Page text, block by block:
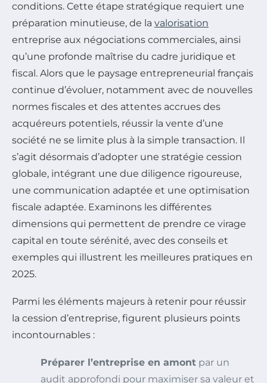
conditions. Cette étape stratégique requiert une
préparation minutieuse, de la valorisation
entreprise aux négociations commerciales, ainsi
qu’une profonde maîtrise du cadre juridique et
fiscal. Alors que le paysage entrepreneurial français
continue d’évoluer, notamment avec de nouvelles
normes fiscales et des attentes accrues des
acquéreurs potentiels, réussir la vente d’une
société ne se limite plus à la simple transaction. Il
s’agit désormais d’adopter une stratégie cession
globale, intégrant une due diligence rigoureuse,
une communication adaptée et une optimisation
fiscale adaptée. Examinons les différentes
dimensions qui permettent de prendre ce virage
capital en toute sérénité, avec des conseils et
exemples qui illustrent les meilleures pratiques en
2025.
Parmi les éléments majeurs à retenir pour réussir
la cession d’entreprise, figurent plusieurs points
incontournables :
Préparer l’entreprise en amont par un
audit approfondi pour maximiser sa valeur et